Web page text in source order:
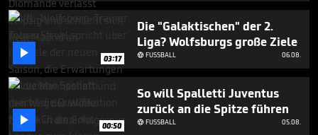
9
minutes,
seconds
 03:17
Die "Galaktischen" der 2.
Liga? Wolfsburgs große Ziele
FUSSBALL 06.08.
 00:50
So will Spalletti Juventus
zurück an die Spitze führen
FUSSBALL 05.08.